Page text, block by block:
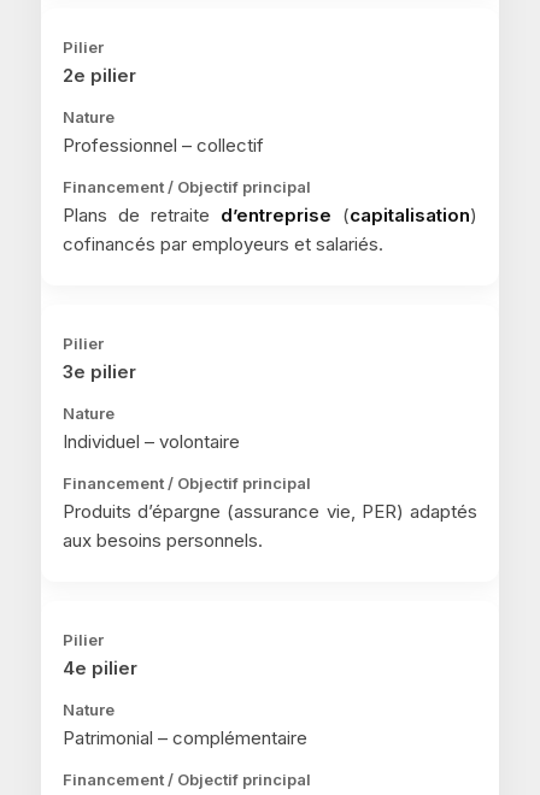
2e pilier
Professionnel – collectif
Plans de retraite d’entreprise (capitalisation)
cofinancés par employeurs et salariés.
3e pilier
Individuel – volontaire
Produits d’épargne (assurance vie, PER) adaptés
aux besoins personnels.
4e pilier
Patrimonial – complémentaire